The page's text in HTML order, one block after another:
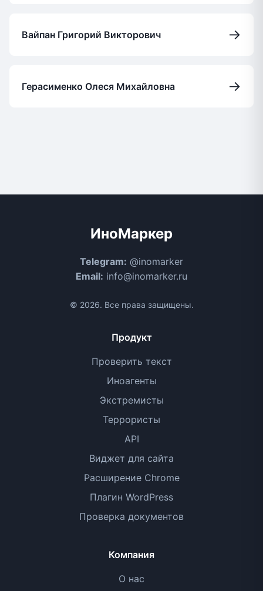
Вайпан Григорий Викторович →
Герасименко Олеся Михайловна →
ИноМаркер
Telegram: @inomarker
Email: info@inomarker.ru
© 2026. Все права защищены.
Продукт
Проверить текст
Иноагенты
Экстремисты
Террористы
API
Виджет для сайта
Расширение Chrome
Плагин WordPress
Проверка документов
Компания
О нас